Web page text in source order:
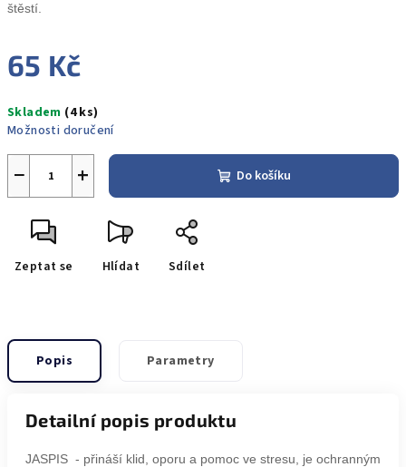
štěstí.
65 Kč
cena:
Skladem (4 ks)
Možnosti doručení
+
− Do košíku
Zeptat se Hlídat Sdílet
Popis Parametry
Detailní popis produktu
JASPIS - přináší klid, oporu a pomoc ve stresu, je ochranným